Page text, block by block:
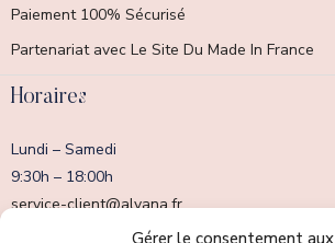
Gérer le consentement aux
Paiement 100% Sécurisé
Partenariat avec Le Site Du Made In France
Horaires
Lundi – Samedi
9:30h – 18:00h
service-client@alvana.fr